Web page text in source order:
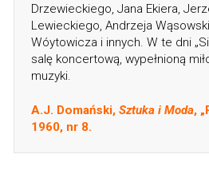
Drzewieckiego, Jana Ekiera,
Lewieckiego, An­drzeja
Wóytowicza i innych. W te dni
salę kon­certową, wypełnioną
muzyki.
A.J. Domański,Sztuka i Moda,
1960, nr 8.